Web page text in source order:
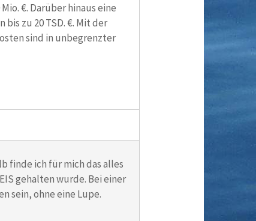
€. Darüber hinaus eine
zu 20 TSD. €. Mit der
sind in unbegrenzter
finde ich für mich das alles
gehalten wurde. Bei einer
sein, ohne eine Lupe.